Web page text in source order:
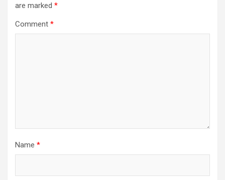
are marked *
Comment *
Name *